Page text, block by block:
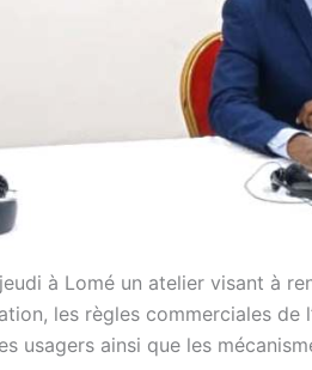
à Lomé un atelier visant à
les règles commerciales de
usagers ainsi que les